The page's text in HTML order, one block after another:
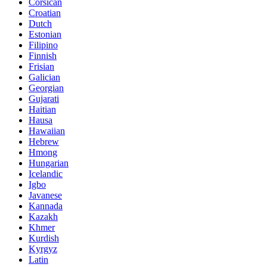
Croatian
Dutch
Estonian
Filipino
Finnish
Frisian
Galician
Georgian
Gujarati
Haitian
Hausa
Hawaiian
Hebrew
Hmong
Hungarian
Icelandic
Igbo
Javanese
Kannada
Kazakh
Khmer
Kurdish
Kyrgyz
Latin